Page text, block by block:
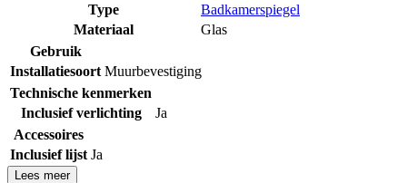
Type
Badkamerspiegel
Materiaal
Glas
Gebruik
Installatiesoort Muurbevestiging
Technische kenmerken
Inclusief verlichting
Ja
Accessoires
Inclusief lijst Ja
Lees meer